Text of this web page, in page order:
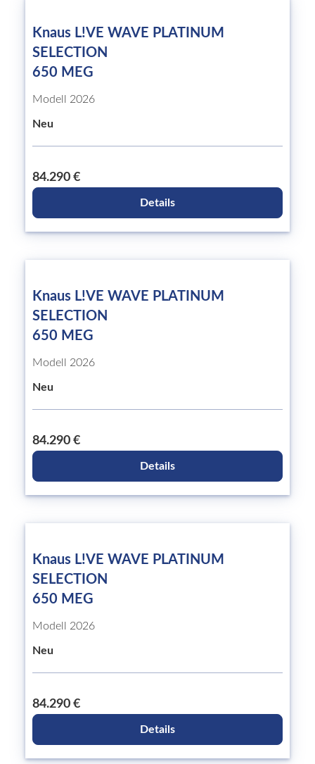
Knaus L!VE WAVE PLATINUM
SELECTION
650 MEG
Modell 2026
Neu
84.290 €
Details
Knaus L!VE WAVE PLATINUM
SELECTION
650 MEG
Modell 2026
Neu
84.290 €
Details
Knaus L!VE WAVE PLATINUM
SELECTION
650 MEG
Modell 2026
Neu
84.290 €
Details